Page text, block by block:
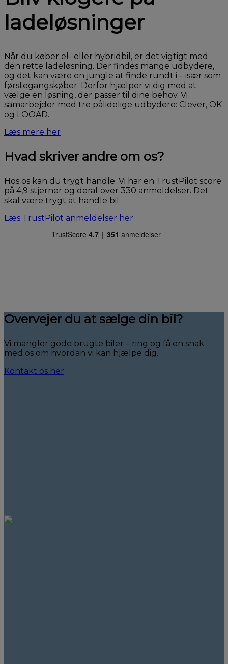
ladeløsninger
Når du køber el- eller hybridbil, er det vigtigt med
den rette ladeløsning. Der findes mange udbydere,
og det kan være en jungle at finde rundt i – især som
førstegangskøber. Derfor hjælper vi dig med at
vælge en løsning, der passer til dine behov. Vi
samarbejder med tre pålidelige udbydere: Clever, OK
og LOOAD.
Læs mere her
Hvad skriver andre om os?
Hos os kan du trygt handle. Vi har en TrustPilot score
på 4,9 stjerner og deraf over 330 anmeldelser. Det
skal være trygt at handle bil.
Læs TrustPilot anmeldelser her
Overvejer du at sælge din bil?
Vi mangler gode brugte biler – ring og få en snak
med os om hvordan vi kan hjælpe dig.
Kontakt os her